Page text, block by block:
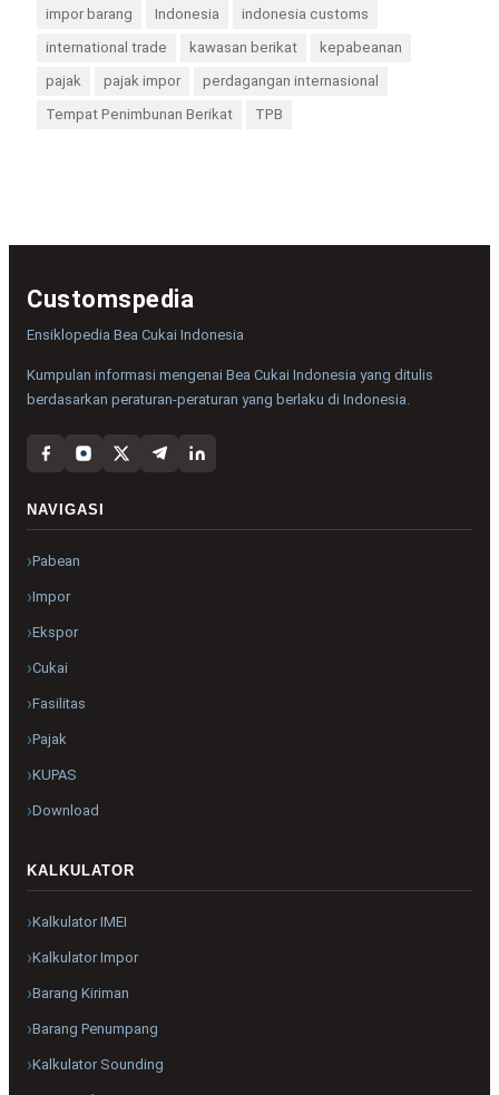
impor barang
Indonesia
indonesia customs
international trade
kawasan berikat
kepabeanan
pajak
pajak impor
perdagangan internasional
Tempat Penimbunan Berikat
TPB
Customspedia
Ensiklopedia Bea Cukai Indonesia
Kumpulan informasi mengenai Bea Cukai Indonesia yang ditulis
berdasarkan peraturan-peraturan yang berlaku di Indonesia.
NAVIGASI
Pabean
Impor
Ekspor
Cukai
Fasilitas
Pajak
KUPAS
Download
KALKULATOR
Kalkulator IMEI
Kalkulator Impor
Barang Kiriman
Barang Penumpang
Kalkulator Sounding